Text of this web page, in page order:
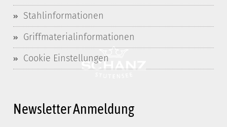
Stahlinformationen
Griffmaterialinformationen
Cookie Einstellungen
Newsletter Anmeldung